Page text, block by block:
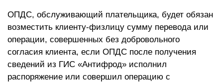
ОПДС, обслуживающий плательщика, будет обязан
возместить клиенту-физлицу сумму перевода или
операции, совершенных без добровольного
согласия клиента, если ОПДС после получения
сведений из ГИС «Антифрод» исполнил
распоряжение или совершил операцию с